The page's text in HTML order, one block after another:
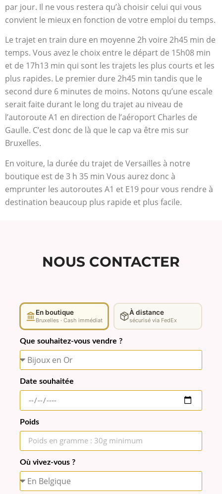
par jour. Il ne vous restera qu’à choisir celui qui vous
convient le mieux en fonction de votre emploi du temps.
Le trajet en train dure en moyenne 2h voire 2h45 min de
temps. Vous avez le choix entre le départ de 15h08 min
et de 17h13 min qui sont les trajets les plus courts et les
plus rapides. Le premier dure 2h45 min tandis que le
second dure 6 minutes de moins. Notons qu’une escale
serait faite durant le long du trajet au niveau de
l’autoroute A1 en direction de l’aéroport Charles de
Gaulle. C’est donc de là que le cap va être mis sur
Bruxelles.
En voiture, la durée du trajet de Versailles à notre
boutique est de 3 h 35 min Vous aurez donc à
emprunter les autoroutes A1 et E19 pour vous rendre à
destination beaucoup plus rapide et plus facile.
NOUS CONTACTER
En boutique
Bruxelles · Cash immédiat
À distance
sécurisé via FedEx
Que souhaitez-vous vendre ?
Date souhaitée
Poids
Où vivez-vous ?